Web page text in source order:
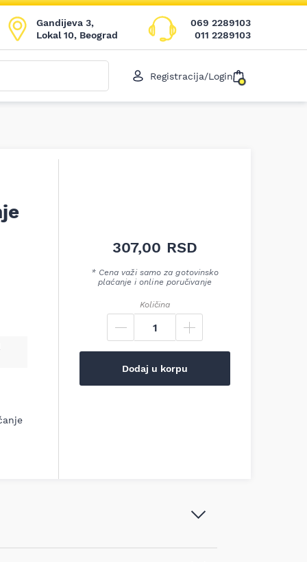
Gandijeva 3,
Lokal 10, Beograd
069 2289103
011 2289103
Registracija/Login
307,00 RSD
* Cena važi samo za gotovinsko
plaćanje i online poručivanje
Količina
Dodaj u korpu